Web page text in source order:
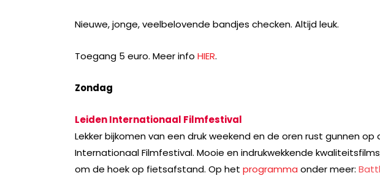
Nieuwe, jonge, veelbelovende bandjes checken. Altijd leuk.
Toegang 5 euro. Meer info HIER.
Zondag
Leiden Internationaal Filmfestival
Lekker bijkomen van een druk weekend en de oren rust gunnen
Internationaal Filmfestival. Mooie en indrukwekkende
om de hoek op fietsafstand. Op het programma onder meer: